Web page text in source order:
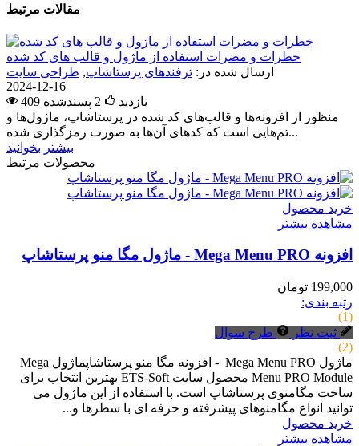
مقالات مرتبط
خطرات و مضرات استفاده از ماژول و قالب های کد شده
ارسال شده در: ترفندهای پرستاشاپ, طراحی سایت
2024-12-16
409 بازدید
2 پسندشده
منظور از افزونه‌ها و قالب‌های کد شده در پرستاشاپ، ماژول‌ها و
تم‌هایی است که کدهای آن‌ها به صورت رمزگذاری شده...
بیشتر بخوانید
محصولات مرتبط
خرید محصول
مشاهده بیشتر
افزونه Mega Menu PRO - ماژول مگا منو پرستاشاپ
199,000 تومان
رتبه بندی:
(1)
ثبت نظر
طرح سوال
(2)
ماژول Mega Menu PRO - افزونه مگا منو پرستاشاپماژول Mega
Menu PRO Module محصول سایت ETS-Soft بهترین انتخاب برای
ساخت مگامنوی پرستاشاپ است. با استفاده از این ماژول می
توانید انواع مگامنوهای پیشرفته و حرفه ای با سطرها و...
خرید محصول
مشاهده بیشتر